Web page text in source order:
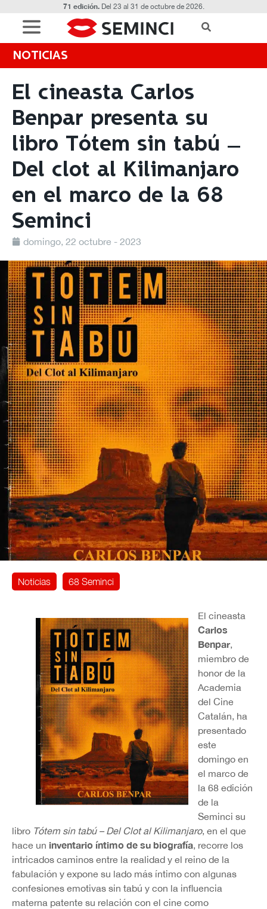
71 edición.Del 23 al 31 de octubre de 2026.
NOTICIAS
El cineasta Carlos
Benpar presenta su
libro Tótem sin tabú –
Del clot al Kilimanjaro
en el marco de la 68
Seminci
domingo, 22 octubre - 2023
Noticias 68 Seminci
El cineasta
Carlos
Benpar,
miembro de
honor de la
Academia
del Cine
Catalán, ha
presentado
este
domingo en
el marco de
la 68 edición
de la
Seminci su
libro Tótem sin tabú – Del Clot al Kilimanjaro, en el que
hace un inventario íntimo de su biografía, recorre los
intricados caminos entre la realidad y el reino de la
fabulación y expone su lado más íntimo con algunas
confesiones emotivas sin tabú y con la influencia
materna patente su relación con el cine como